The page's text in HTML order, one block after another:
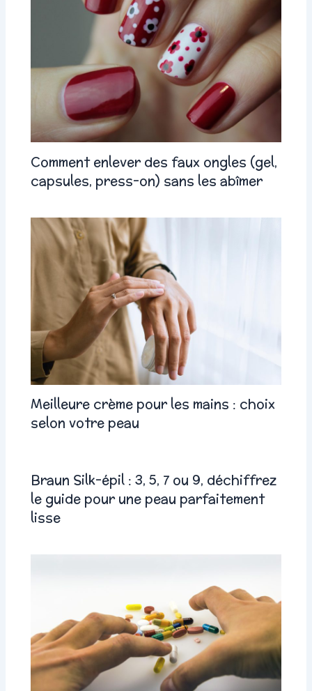
Comment enlever des faux ongles (gel,
capsules, press-on) sans les abîmer
Meilleure crème pour les mains : choix
selon votre peau
Braun Silk-épil : 3, 5, 7 ou 9, déchiffrez
le guide pour une peau parfaitement
lisse